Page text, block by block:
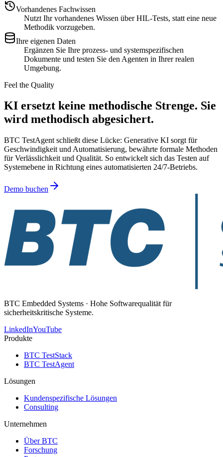
Vorhandenes Fachwissen
Nutzt Ihr vorhandenes Wissen über HIL-Tests, statt eine neue
Methodik vorzugeben.
Ihre eigenen Daten
Ergänzen Sie Ihre prozess- und systemspezifischen
Dokumente und testen Sie den Agenten in Ihrer realen
Umgebung.
Feel the Quality
KI ersetzt keine methodische Strenge. Sie
wird methodisch abgesichert.
BTC TestAgent schließt diese Lücke: Generative KI sorgt für
Geschwindigkeit und Automatisierung, bewährte formale Methoden
für Verlässlichkeit und Qualität. So entwickelt sich das Testen auf
Systemebene in Richtung eines automatisierten 24/7-Betriebs.
Demo buchen
BTC Embedded Systems · Hohe Softwarequalität für
sicherheitskritische Systeme.
LinkedInYouTube
Produkte
BTC TestStack
BTC TestAgent
Lösungen
Kundenspezifische Lösungen
Consulting
Unternehmen
Über BTC
Forschung